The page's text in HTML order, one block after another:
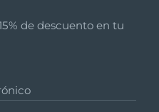
de descuento en tu